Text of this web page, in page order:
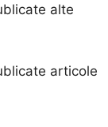
alte
articole